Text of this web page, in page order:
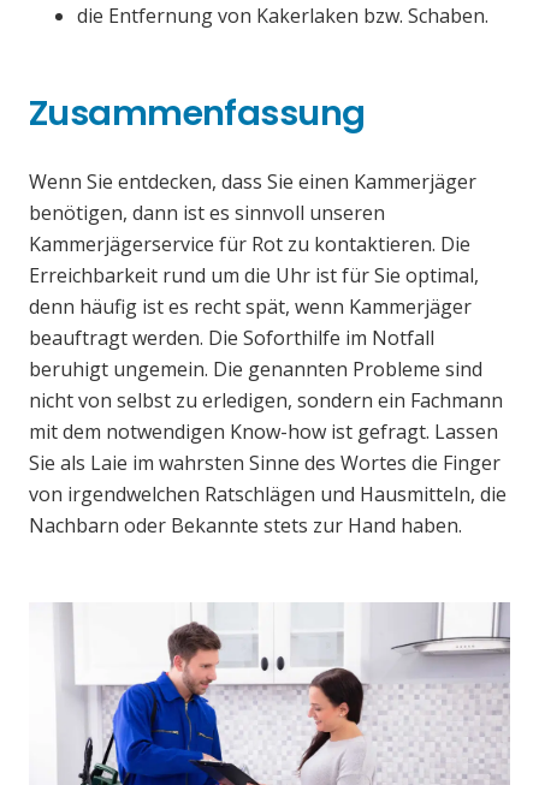
die Entfernung von Kakerlaken bzw. Schaben.
Zusammenfassung
Wenn Sie entdecken, dass Sie einen Kammerjäger
benötigen, dann ist es sinnvoll unseren
Kammerjägerservice für Rot zu kontaktieren. Die
Erreichbarkeit rund um die Uhr ist für Sie optimal,
denn häufig ist es recht spät, wenn Kammerjäger
beauftragt werden. Die Soforthilfe im Notfall
beruhigt ungemein. Die genannten Probleme sind
nicht von selbst zu erledigen, sondern ein Fachmann
mit dem notwendigen Know-how ist gefragt. Lassen
Sie als Laie im wahrsten Sinne des Wortes die Finger
von irgendwelchen Ratschlägen und Hausmitteln, die
Nachbarn oder Bekannte stets zur Hand haben.